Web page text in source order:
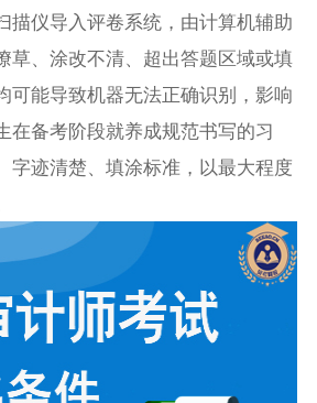
描仪导入评卷系统，由计算机辅助
草、涂改不清、超出答题区域或填
可能导致机器无法正确识别，影响
在备考阶段就养成规范书写的习
字迹清楚、填涂标准，以最大程度